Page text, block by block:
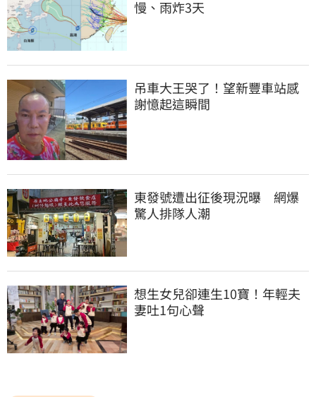
慢、雨炸3天
吊車大王哭了！望新豐車站感
謝憶起這瞬間
東發號遭出征後現況曝　網爆
驚人排隊人潮
想生女兒卻連生10寶！年輕夫
妻吐1句心聲